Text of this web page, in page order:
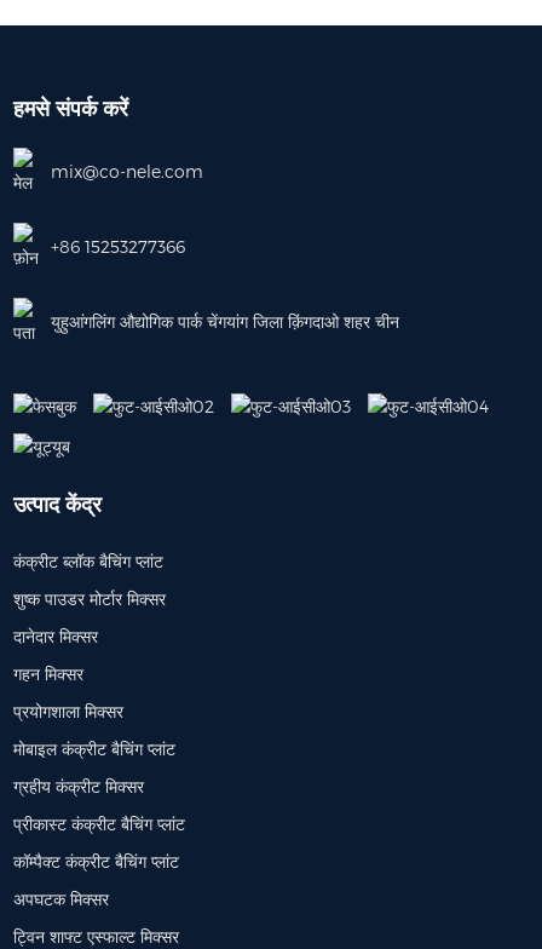
हमसे संपर्क करें
mix@co-nele.com
+86 15253277366
युहुआंगलिंग औद्योगिक पार्क चेंगयांग जिला क़िंगदाओ शहर चीन
उत्पाद केंद्र
कंक्रीट ब्लॉक बैचिंग प्लांट
शुष्क पाउडर मोर्टार मिक्सर
दानेदार मिक्सर
गहन मिक्सर
प्रयोगशाला मिक्सर
मोबाइल कंक्रीट बैचिंग प्लांट
ग्रहीय कंक्रीट मिक्सर
प्रीकास्ट कंक्रीट बैचिंग प्लांट
कॉम्पैक्ट कंक्रीट बैचिंग प्लांट
अपघटक मिक्सर
ट्विन शाफ्ट एस्फाल्ट मिक्सर